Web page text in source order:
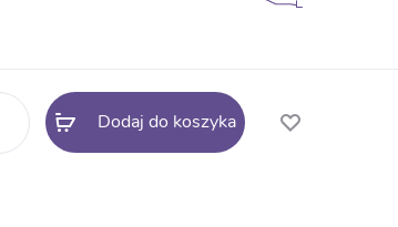
Dodaj do koszyka